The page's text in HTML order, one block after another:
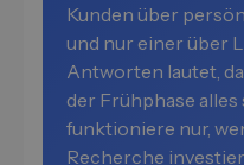
Kunden über
und nur einer über
Antworten lautet,
der Frühphase
funktioniere nur,
Recherche